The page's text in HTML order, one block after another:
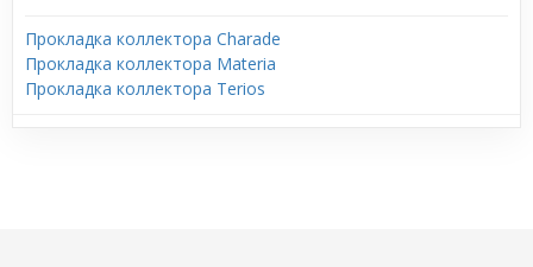
Прокладка коллектора Charade
Прокладка коллектора Materia
Прокладка коллектора Terios